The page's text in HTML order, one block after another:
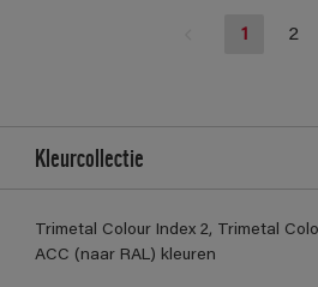
1 2
Kleurcollectie
Trimetal Colour Index 2, Trimetal
ACC (naar RAL) kleuren